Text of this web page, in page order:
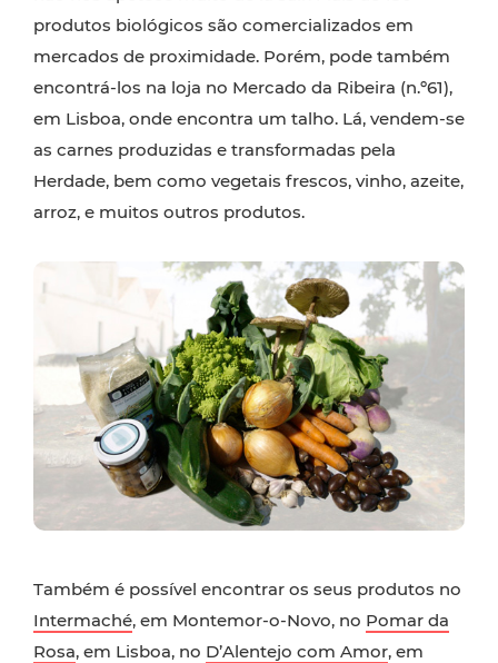
produtos biológicos são comercializados em
mercados de proximidade. Porém, pode também
encontrá-los na loja no Mercado da Ribeira (n.º61),
em Lisboa, onde encontra um talho. Lá, vendem-se
as carnes produzidas e transformadas pela
Herdade, bem como vegetais frescos, vinho, azeite,
arroz, e muitos outros produtos.
Também é possível encontrar os seus produtos no
Intermaché, em Montemor-o-Novo, no Pomar da
Rosa, em Lisboa, no D’Alentejo com Amor, em